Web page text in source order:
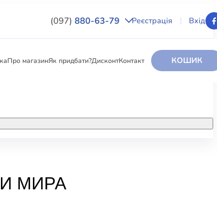
(097) 880-63-79 Реєстрація Вхід
Про магазинЯк придбати?ДисконтКонтакт КОШИК
МИРА